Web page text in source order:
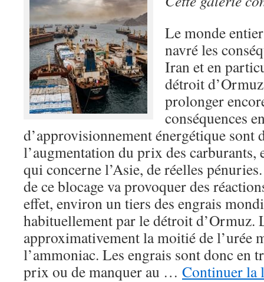
Le monde
navré les
Iran et en
détroit
prolonger
conséquences
d’approvisionnement énergétique
l’augmentation du prix des carburants,
qui concerne l’Asie, de réelles
de ce blocage va provoquer des
effet, environ un tiers des engrais
habituellement par le détroit d’Ormuz.
approximativement la moitié de l’urée
l’ammoniac. Les engrais sont donc en
prix ou de manquer au … Continuer la